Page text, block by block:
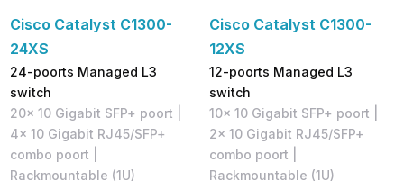
Cisco Catalyst C1300-
24XS
24-poorts Managed L3
switch
20x 10 Gigabit SFP+ poort |
4x 10 Gigabit RJ45/SFP+
combo poort |
Rackmountable (1U)
Cisco Catalyst C1300-
12XS
12-poorts Managed L3
switch
10x 10 Gigabit SFP+ poort |
2x 10 Gigabit RJ45/SFP+
combo poort |
Rackmountable (1U)